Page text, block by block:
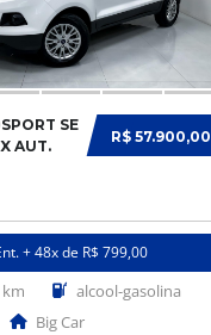
R$ 57.900,00
SE
AUT.
+ 48x de R$ 799,00
km
alcool-gasolina
Big Car